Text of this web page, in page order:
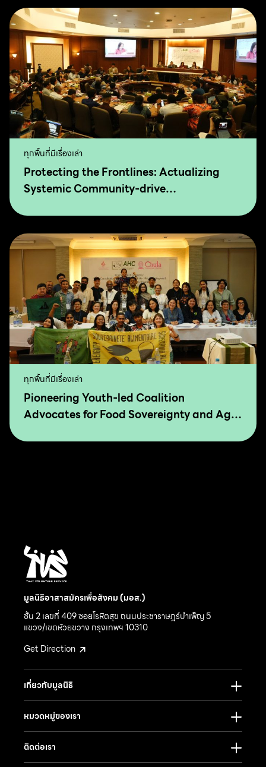
ทุกพื้นที่มีเรื่องเล่า
Protecting the Frontlines: Actualizing
Systemic Community-drive
ทุกพื้นที่มีเรื่องเล่า
Pioneering Youth-led Coalition
Advocates for Food Sovereignty and Agro
มูลนิธิอาสาสมัครเพื่อสังคม (มอส.)
ชั้น 2 เลขที่ 409 ซอยโรหิตสุข ถนนประชาราษฎร์บำเพ็ญ 5
แขวง/เขตห้วยขวาง กรุงเทพฯ 10310
Get Direction
เกี่ยวกับมูลนิธิ
หมวดหมู่ของเรา
ติดต่อเรา